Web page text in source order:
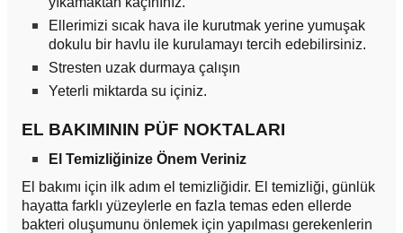
Ellerimizi sıcak hava ile kurutmak yerine yumuşak
dokulu bir havlu ile kurulamayı tercih edebilirsiniz.
Stresten uzak durmaya çalışın
Yeterli miktarda su içiniz.
EL BAKIMININ PÜF NOKTALARI
El Temizliğinize Önem Veriniz
El bakımı için ilk adım el temizliğidir. El temizliği, günlük
hayatta farklı yüzeylerle en fazla temas eden ellerde
bakteri oluşumunu önlemek için yapılması gerekenlerin